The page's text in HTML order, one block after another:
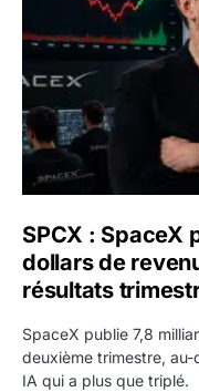
SPCX : SpaceX
dollars de
résultats
SpaceX publie 7,8
deuxième trimestre,
IA qui a plus que triplé.